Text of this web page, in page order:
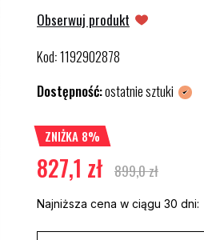
Obserwuj produkt
Kod:1192902878
Dostępność:ostatnie sztuki
ZNIŻKA 8%
827,1 zł 899,0 zł
Najniższa cena w ciągu 30 dni: